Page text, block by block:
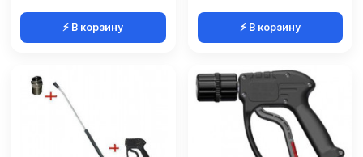
⚡ В корзину ⚡ В корзину